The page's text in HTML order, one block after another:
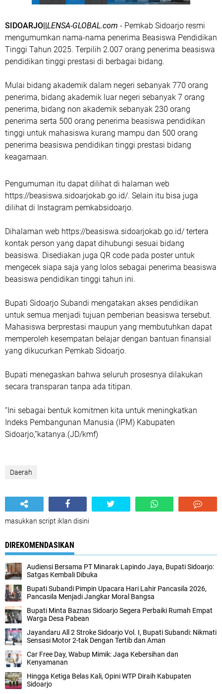
SIDOARJO||LENSA-GLOBAL.com - Pemkab Sidoarjo resmi
mengumumkan nama-nama penerima Beasiswa Pendidikan
Tinggi Tahun 2025. Terpilih 2.007 orang penerima beasiswa
pendidikan tinggi prestasi di berbagai bidang.
Mulai bidang akademik dalam negeri sebanyak 770 orang
penerima, bidang akademik luar negeri sebanyak 7 orang
penerima, bidang non akademik sebanyak 230 orang
penerima serta 500 orang penerima beasiswa pendidikan
tinggi untuk mahasiswa kurang mampu dan 500 orang
penerima beasiswa pendidikan tinggi prestasi bidang
keagamaan.
Pengumuman itu dapat dilihat di halaman web
https://beasiswa.sidoarjokab.go.id/. Selain itu bisa juga
dilihat di Instagram pemkabsidoarjo.
Dihalaman web https://beasiswa.sidoarjokab.go.id/ tertera
kontak person yang dapat dihubungi sesuai bidang
beasiswa. Disediakan juga QR code pada poster untuk
mengecek siapa saja yang lolos sebagai penerima beasiswa
beasiswa pendidikan tinggi tahun ini.
Bupati Sidoarjo Subandi mengatakan akses pendidikan
untuk semua menjadi tujuan pemberian beasiswa tersebut.
Mahasiswa berprestasi maupun yang membutuhkan dapat
memperoleh kesempatan belajar dengan bantuan finansial
yang dikucurkan Pemkab Sidoarjo.
Bupati menegaskan bahwa seluruh prosesnya dilakukan
secara transparan tanpa ada titipan.
“Ini sebagai bentuk komitmen kita untuk meningkatkan
Indeks Pembangunan Manusia (IPM) Kabupaten
Sidoarjo,”katanya.(JD/kmf)
Daerah
masukkan script iklan disini
DIREKOMENDASIKAN
Audiensi Bersama PT Minarak Lapindo Jaya, Bupati Sidoarjo:
Satgas Kembali Dibuka
Bupati Subandi Pimpin Upacara Hari Lahir Pancasila 2026,
Pancasila Menjadi Jangkar Moral Bangsa
Bupati Minta Baznas Sidoarjo Segera Perbaiki Rumah Empat
Warga Desa Pabean
Jayandaru All 2 Stroke Sidoarjo Vol. I, Bupati Subandi: Nikmati
Sensasi Motor 2-tak Dengan Tertib dan Aman
Car Free Day, Wabup Mimik: Jaga Kebersihan dan
Kenyamanan
Hingga Ketiga Belas Kali, Opini WTP Diraih Kabupaten
Sidoarjo